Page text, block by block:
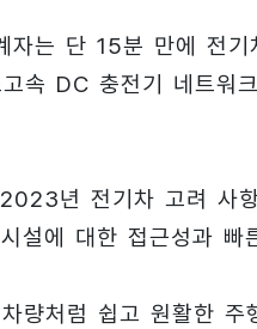
자는 단 15분 만에 전
속 DC 충전기 네트워
년 전기차 고려 사
설에 대한 접근성과 빠
량처럼 쉽고 원활한